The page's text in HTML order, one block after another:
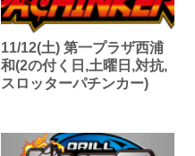
11/12(土) 第一プラザ西浦
和(2の付く日,土曜日,対抗,
スロッターパチンカー)